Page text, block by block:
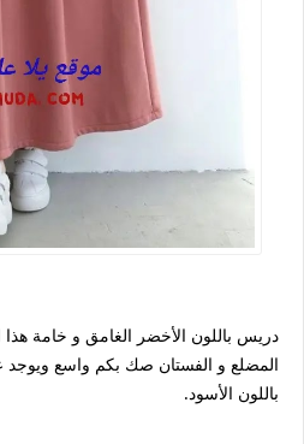
دريس باللون الأخضر الغامق و خامة
المضلع و الفستان صك بكم واسع
باللون الأسود.